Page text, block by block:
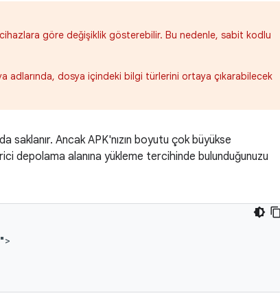
göre değişiklik gösterebilir. Bu nedenle, sabit kodlu
adlarında, dosya içindeki bilgi türlerini ortaya çıkarabilecek
saklanır. Ancak APK'nızın boyutu çok büyükse
depolama alanına yükleme tercihinde bulunduğunuzu